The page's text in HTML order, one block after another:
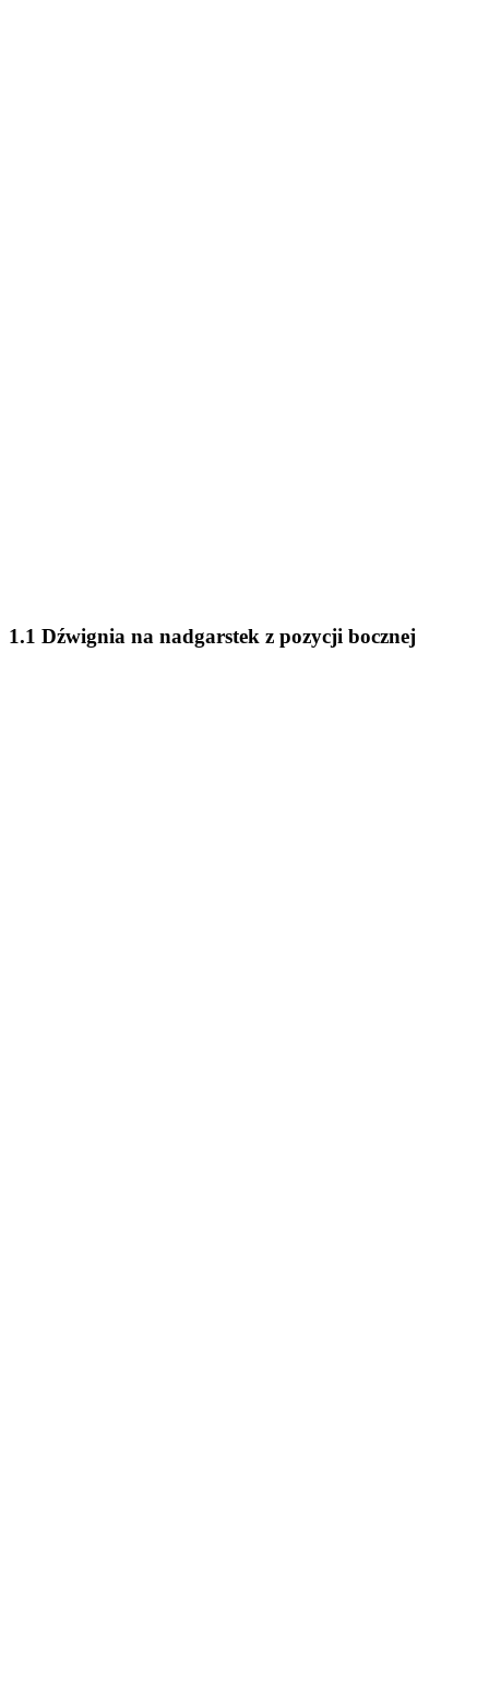
1.1 Dźwignia na nadgarstek z pozycji bocznej